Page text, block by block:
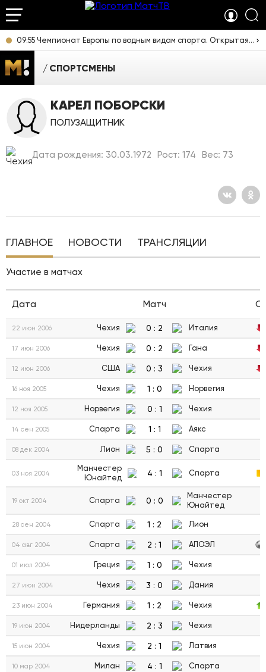
09:55 Чемпионат Европы по водным видам спорта. Открытая вода. Женщины 3 км. Прямая трансляция из Франции
СПОРТСМЕНЫ
КАРЕЛ ПОБОРСКИ
ПОЛУЗАЩИТНИК
Дата рождения: 30.03.1972 Рост: 174 Вес: 73
ГЛАВНОЕ НОВОСТИ ТРАНСЛЯЦИИ
Участие в матчах
Дата Матч
22 июн 2006 Чехия 0 : 2 Италия
17 июн 2006 Чехия 0 : 2 Гана
12 июн 2006 США 0 : 3 Чехия
16 ноя 2005 Чехия 1 : 0 Норвегия
12 ноя 2005 Норвегия 0 : 1 Чехия
14 сен 2005 Спарта 1 : 1 Аякс
08 дек 2004 Лион 5 : 0 Спарта
03 ноя 2004
Манчестер
Юнайтед
4 : 1 Спарта
19 окт 2004 Спарта 0 : 0
Манчестер
Юнайтед
28 сен 2004 Спарта 1 : 2 Лион
04 авг 2004 Спарта 2 : 1 АПОЭЛ
01 июл 2004 Греция 1 : 0 Чехия
27 июн 2004 Чехия 3 : 0 Дания
23 июн 2004 Германия 1 : 2 Чехия
19 июн 2004 Нидерланды 2 : 3 Чехия
15 июн 2004 Чехия 2 : 1 Латвия
10 мар 2004 Милан 4 : 1 Спарта